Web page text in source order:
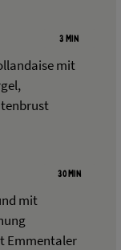
3 Min
mit
30 Min
mit
Emmentaler